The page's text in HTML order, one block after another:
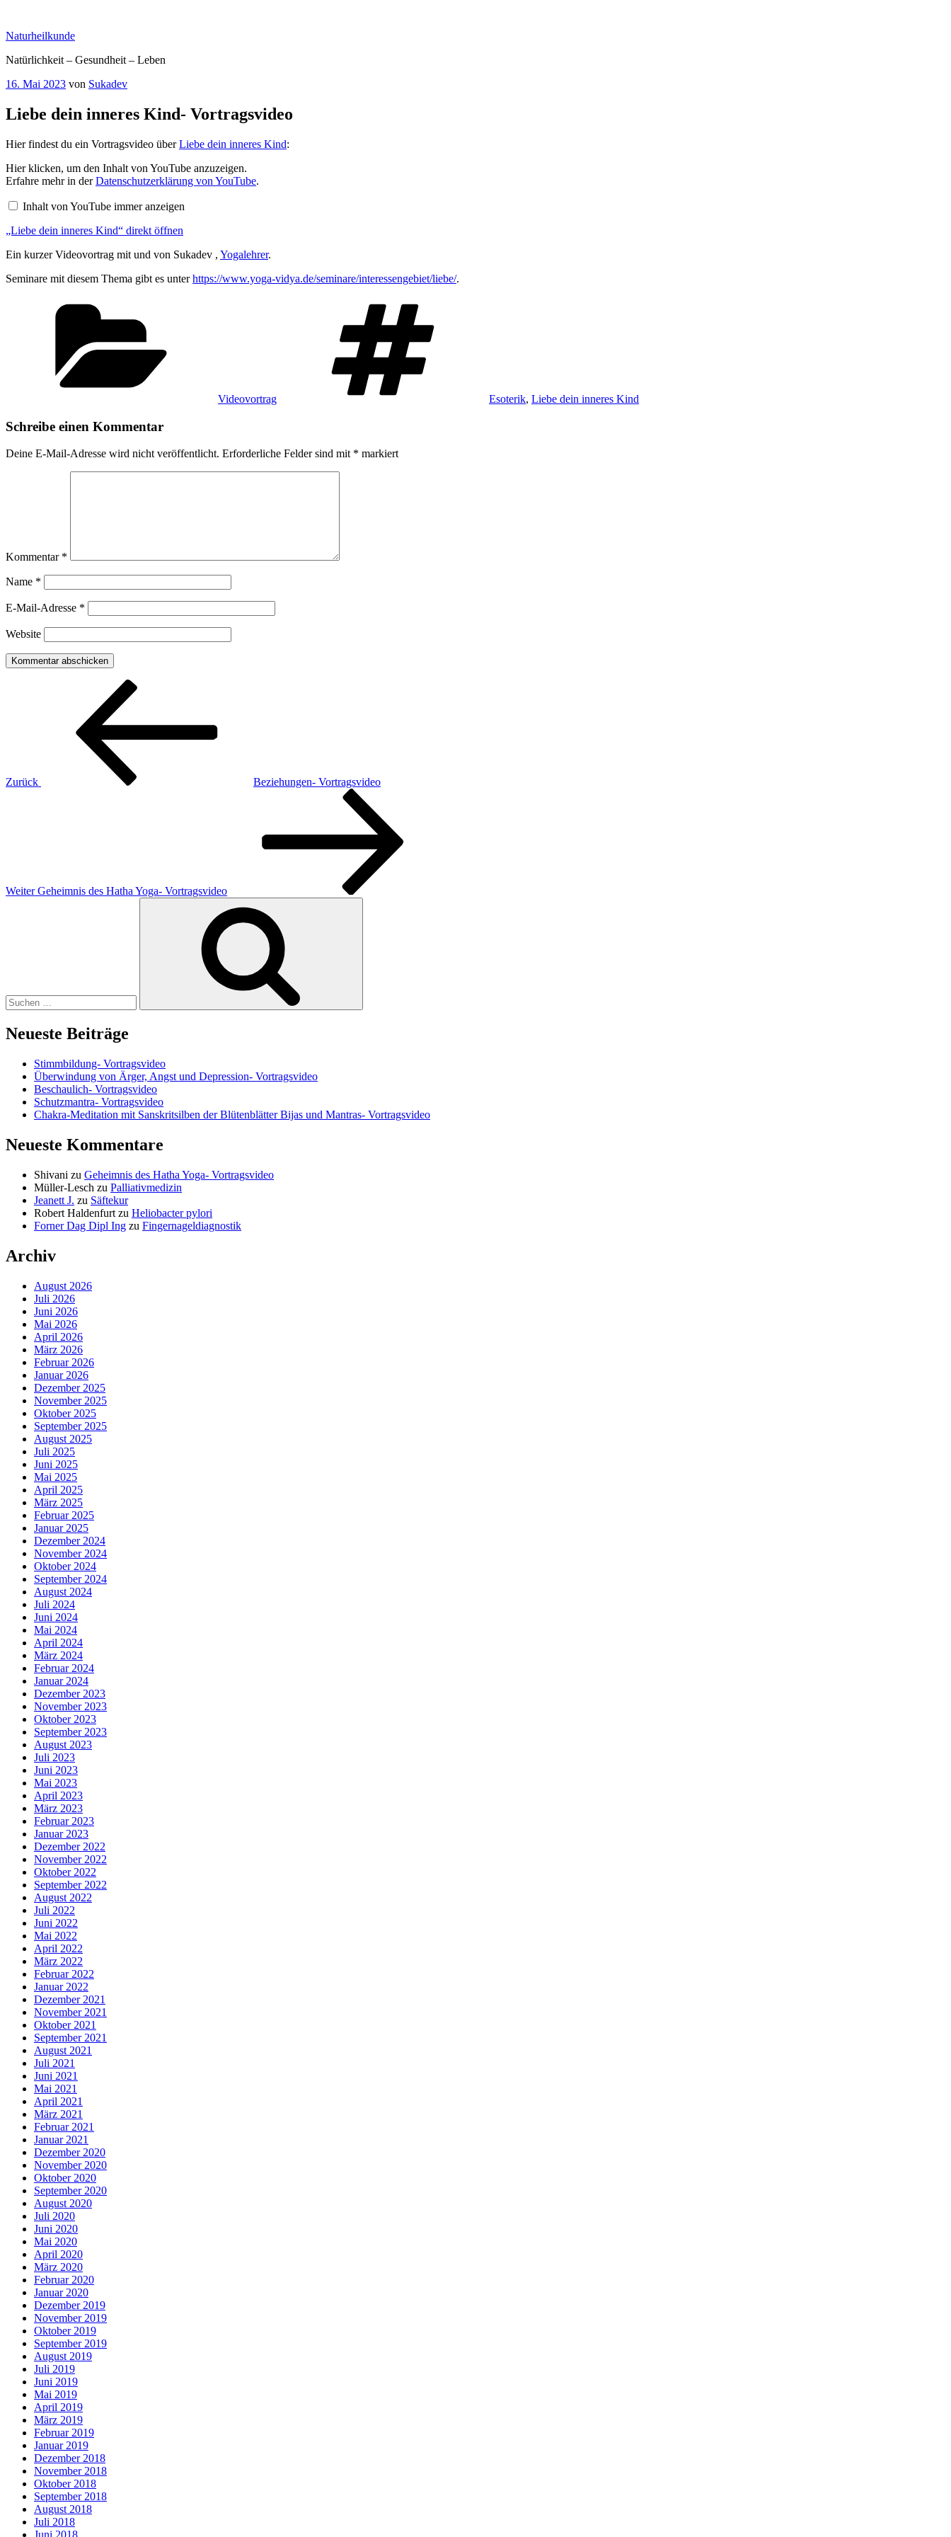
springen
Naturheilkunde
Natürlichkeit – Gesundheit – Leben
Veröffentlicht
16. Mai 2023 von Sukadev
Liebe dein inneres Kind- Vortragsvideo
Hier findest du ein Vortragsvideo überLiebe dein inneres Kind:
„Liebe
dein
inneres
von
anzeigen
Hier klicken, um den Inhalt von YouTube anzuzeigen.
Erfahre mehr in derDatenschutzerklärung von YouTube.
Inhalt von YouTube immer anzeigen
„Liebe dein inneres Kind“ direkt öffnen
Ein kurzer Videovortrag mit und von Sukadev , Yogalehrer.
Seminare mit diesem Thema gibt es unterhttps://www.yoga-vidya.de/seminare/interessengebiet/liebe/.
Videovortrag Esoterik, Liebe dein inneres Kind
Schreibe einen Kommentar
Deine E-Mail-Adresse wird nicht veröffentlicht. Erforderliche Felder sind mit * markiert
Kommentar *
Name *
E-Mail-Adresse *
Website
Beitragsnavigation
Zurück
Beziehungen- Vortragsvideo
Weiter Geheimnis des Hatha Yoga- Vortragsvideo
Neueste Beiträge
Stimmbildung- Vortragsvideo
Überwindung von Ärger, Angst und Depression- Vortragsvideo
Beschaulich- Vortragsvideo
Schutzmantra- Vortragsvideo
Chakra-Meditation mit Sanskritsilben der Blütenblätter Bijas und Mantras- Vortragsvideo
Neueste Kommentare
Shivani zu Geheimnis des Hatha Yoga- Vortragsvideo
Müller-Lesch zu Palliativmedizin
Jeanett J. zu Säftekur
Robert Haldenfurt zu Heliobacter pylori
Forner Dag Dipl Ing zu Fingernageldiagnostik
Archiv
August 2026
Juli 2026
Juni 2026
Mai 2026
April 2026
März 2026
Februar 2026
Januar 2026
Dezember 2025
November 2025
Oktober 2025
September 2025
August 2025
Juli 2025
Juni 2025
Mai 2025
April 2025
März 2025
Februar 2025
Januar 2025
Dezember 2024
November 2024
Oktober 2024
September 2024
August 2024
Juli 2024
Juni 2024
Mai 2024
April 2024
März 2024
Februar 2024
Januar 2024
Dezember 2023
November 2023
Oktober 2023
September 2023
August 2023
Juli 2023
Juni 2023
Mai 2023
April 2023
März 2023
Februar 2023
Januar 2023
Dezember 2022
November 2022
Oktober 2022
September 2022
August 2022
Juli 2022
Juni 2022
Mai 2022
April 2022
März 2022
Februar 2022
Januar 2022
Dezember 2021
November 2021
Oktober 2021
September 2021
August 2021
Juli 2021
Juni 2021
Mai 2021
April 2021
März 2021
Februar 2021
Januar 2021
Dezember 2020
November 2020
Oktober 2020
September 2020
August 2020
Juli 2020
Juni 2020
Mai 2020
April 2020
März 2020
Februar 2020
Januar 2020
Dezember 2019
November 2019
Oktober 2019
September 2019
August 2019
Juli 2019
Juni 2019
Mai 2019
April 2019
März 2019
Februar 2019
Januar 2019
Dezember 2018
November 2018
Oktober 2018
September 2018
August 2018
Juli 2018
Juni 2018